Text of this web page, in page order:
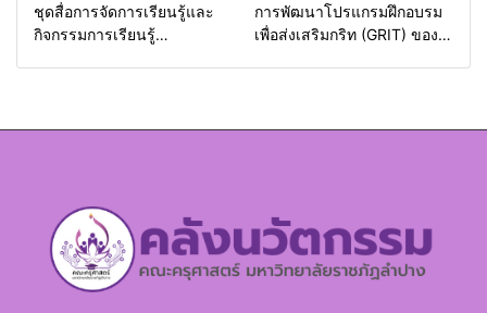
ชุดสื่อการจัดการเรียนรู้และ
กิจกรรมการเรียนรู้
การพัฒนาโปรแกรมฝึกอบรม
เพื่อส่งเสริมกริท (GRIT) ของ